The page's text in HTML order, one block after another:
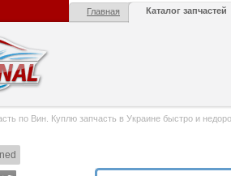
Главная Каталог запчастей
по Вин. Куплю запчасть в Украине быстро и